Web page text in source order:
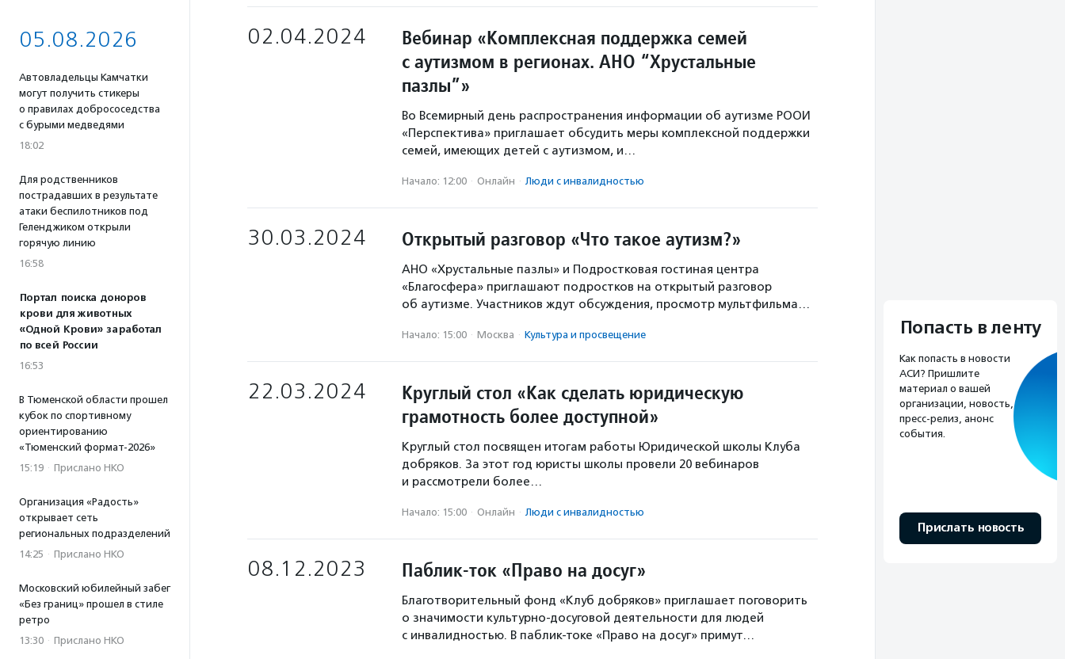
05.08.2026
Автовладельцы Камчатки
могут получить стикеры
о правилах добрососедства
с бурыми медведями
18:02
Для родственников
пострадавших в результате
атаки беспилотников под
Геленджиком открыли
горячую линию
16:58
Портал поиска доноров
крови для животных
«Одной Крови» заработал
по всей России
16:53
В Тюменской области прошел
кубок по спортивному
ориентированию
«Тюменский формат-2026»
15:19 · Прислано НКО
Организация «Радость»
открывает сеть
региональных подразделений
14:25 · Прислано НКО
Московский юбилейный забег
«Без границ» прошел в стиле
ретро
13:30 · Прислано НКО
02.04.2024
Вебинар «Комплексная поддержка семей
с аутизмом в регионах. АНО “Хрустальные
пазлы”»
Во Всемирный день распространения информации об аутизме РООИ
«Перcпектива» приглашает обсудить меры комплексной поддержки
семей, имеющих детей с аутизмом, и…
Начало: 12:00 · Онлайн · Люди с инвалидностью
30.03.2024 Открытый разговор «Что такое аутизм?»
АНО «Хрустальные пазлы» и Подростковая гостиная центра
«Благосфера» приглашают подростков на открытый разговор
об аутизме. Участников ждут обсуждения, просмотр мультфильма…
Начало: 15:00 · Москва · Культура и просвещение
22.03.2024
Круглый стол «Как сделать юридическую
грамотность более доступной»
Круглый стол посвящен итогам работы Юридической школы Клуба
добряков. За этот год юристы школы провели 20 вебинаров
и рассмотрели более…
Начало: 15:00 · Онлайн · Люди с инвалидностью
08.12.2023 Паблик-ток «Право на досуг»
Благотворительный фонд «Клуб добряков» приглашает поговорить
о значимости культурно-досуговой деятельности для людей
с инвалидностью. В паблик-токе «Право на досуг» примут…
Попасть в ленту
Как попасть в новости
АСИ? Пришлите
материал о вашей
организации, новость,
пресс-релиз, анонс
события.
Прислать новость